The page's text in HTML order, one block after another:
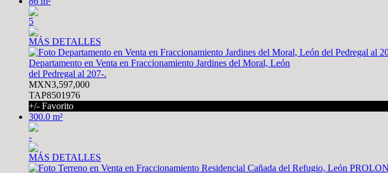
5
MÁS DETALLES
Departamento en Venta en Fraccionamiento Jardines del Moral, León
del Pedregal al 207-.
MXN3,597,000
TAP8501976
+/- Favorito
300.0 m²
-
MÁS DETALLES